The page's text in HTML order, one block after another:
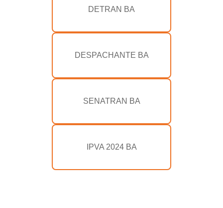
DETRAN BA
DESPACHANTE BA
SENATRAN BA
IPVA 2024 BA